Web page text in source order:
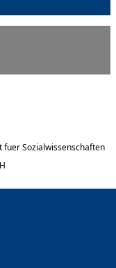
fuer Sozialwissenschaften